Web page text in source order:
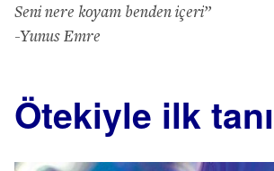
Seni nere koyam benden içeri”
-Yunus Emre
Ötekiyle ilk